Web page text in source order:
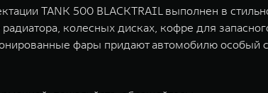
TANK 500 BLACKTRAIL выполнен в
колесных дисках, кофре для
фары придают автомобилю особый